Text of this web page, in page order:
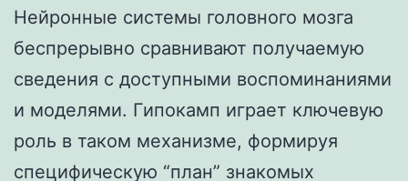
Нейронные системы головного мозга
беспрерывно сравнивают получаемую
сведения с доступными воспоминаниями
и моделями. Гипокамп играет ключевую
роль в таком механизме, формируя
специфическую “план” знакомых